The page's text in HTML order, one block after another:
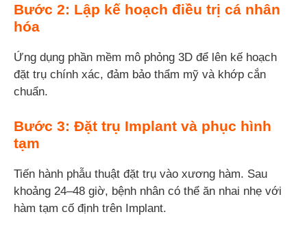
Bước 2: Lập kế hoạch điều trị cá nhân
hóa
Ứng dụng phần mềm mô phỏng 3D để lên kế hoạch
đặt trụ chính xác, đảm bảo thẩm mỹ và khớp cắn
chuẩn.
Bước 3: Đặt trụ Implant và phục hình
tạm
Tiến hành phẫu thuật đặt trụ vào xương hàm. Sau
khoảng 24–48 giờ, bệnh nhân có thể ăn nhai nhẹ với
hàm tạm cố định trên Implant.